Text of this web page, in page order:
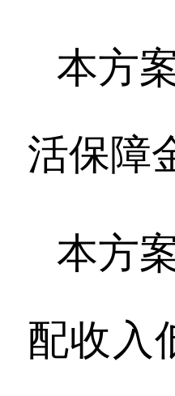
本方
活保障
本方
配收入